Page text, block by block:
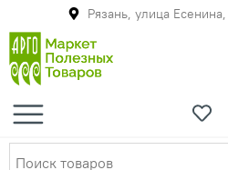
Рязань, улица